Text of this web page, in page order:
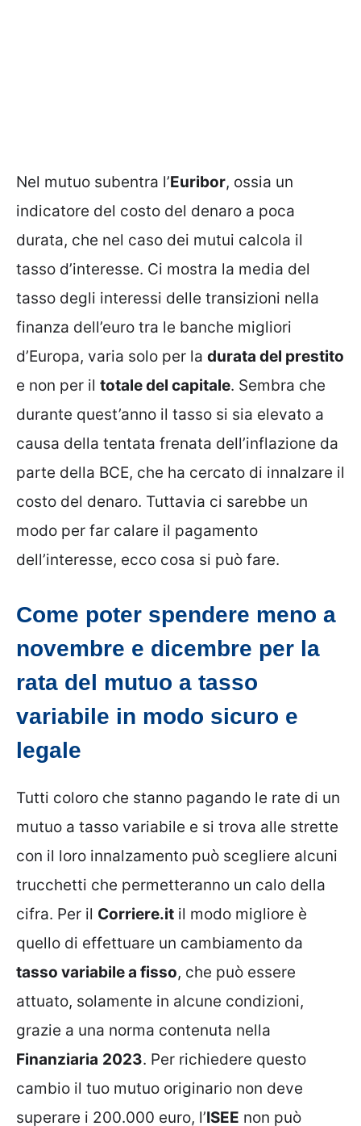
Nel mutuo subentra l’Euribor, ossia un
indicatore del costo del denaro a poca
durata, che nel caso dei mutui calcola il
tasso d’interesse. Ci mostra la media del
tasso degli interessi delle transizioni nella
finanza dell’euro tra le banche migliori
d’Europa, varia solo per la durata del prestito
e non per il totale del capitale. Sembra che
durante quest’anno il tasso si sia elevato a
causa della tentata frenata dell’inflazione da
parte della BCE, che ha cercato di innalzare il
costo del denaro. Tuttavia ci sarebbe un
modo per far calare il pagamento
dell’interesse, ecco cosa si può fare.
Come poter spendere meno a
novembre e dicembre per la
rata del mutuo a tasso
variabile in modo sicuro e
legale
Tutti coloro che stanno pagando le rate di un
mutuo a tasso variabile e si trova alle strette
con il loro innalzamento può scegliere alcuni
trucchetti che permetteranno un calo della
cifra. Per il Corriere.it il modo migliore è
quello di effettuare un cambiamento da
tasso variabile a fisso, che può essere
attuato, solamente in alcune condizioni,
grazie a una norma contenuta nella
Finanziaria 2023. Per richiedere questo
cambio il tuo mutuo originario non deve
superare i 200.000 euro, l’ISEE non può